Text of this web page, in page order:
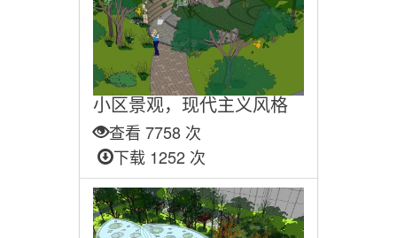
小区景观，现代主义风格
查看 7758 次
下载 1252 次